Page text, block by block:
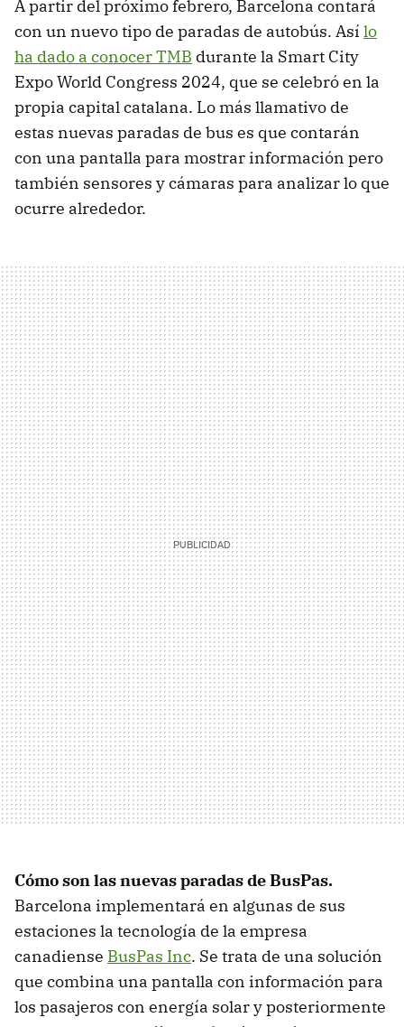
A partir del próximo febrero, Barcelona contará
con un nuevo tipo de paradas de autobús. Así lo
ha dado a conocer TMB durante la Smart City
Expo World Congress 2024, que se celebró en la
propia capital catalana. Lo más llamativo de
estas nuevas paradas de bus es que contarán
con una pantalla para mostrar información pero
también sensores y cámaras para analizar lo que
ocurre alrededor.
Cómo son las nuevas paradas de BusPas.
Barcelona implementará en algunas de sus
estaciones la tecnología de la empresa
canadiense BusPas Inc. Se trata de una solución
que combina una pantalla con información para
los pasajeros con energía solar y posteriormente